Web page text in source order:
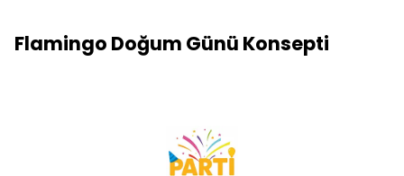
Flamingo Doğum Günü Konsepti